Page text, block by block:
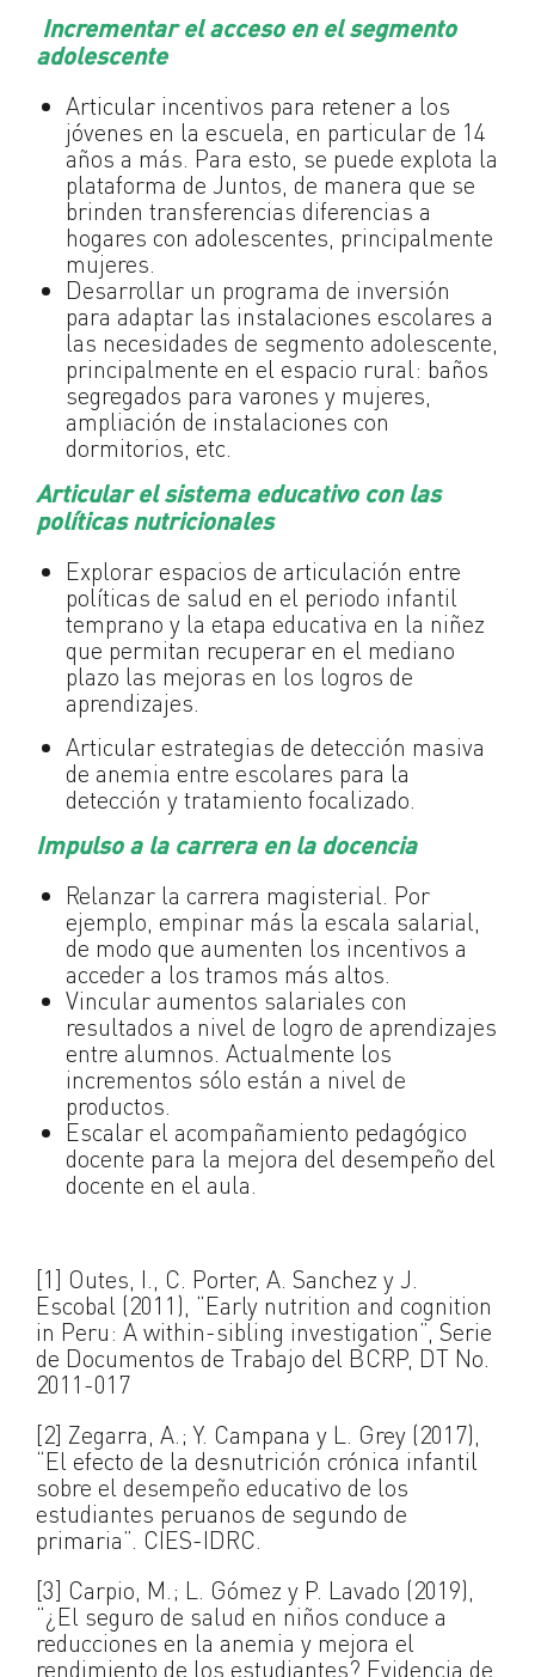
Incrementar el acceso en el segmento
adolescente
Articular incentivos para retener a los
jóvenes en la escuela, en particular de 14
años a más. Para esto, se puede explota la
plataforma de Juntos, de manera que se
brinden transferencias diferencias a
hogares con adolescentes, principalmente
mujeres.
Desarrollar un programa de inversión
para adaptar las instalaciones escolares a
las necesidades de segmento adolescente,
principalmente en el espacio rural: baños
segregados para varones y mujeres,
ampliación de instalaciones con
dormitorios, etc.
Articular el sistema educativo con las
políticas nutricionales
Explorar espacios de articulación entre
políticas de salud en el periodo infantil
temprano y la etapa educativa en la niñez
que permitan recuperar en el mediano
plazo las mejoras en los logros de
aprendizajes.
Articular estrategias de detección masiva
de anemia entre escolares para la
detección y tratamiento focalizado.
Impulso a la carrera en la docencia
Relanzar la carrera magisterial. Por
ejemplo, empinar más la escala salarial,
de modo que aumenten los incentivos a
acceder a los tramos más altos.
Vincular aumentos salariales con
resultados a nivel de logro de aprendizajes
entre alumnos. Actualmente los
incrementos sólo están a nivel de
productos.
Escalar el acompañamiento pedagógico
docente para la mejora del desempeño del
docente en el aula.
[1] Outes, I., C. Porter, A. Sanchez y J.
Escobal (2011), “Early nutrition and cognition
in Peru: A within-sibling investigation”, Serie
de Documentos de Trabajo del BCRP, DT No.
2011-017
[2] Zegarra, A.; Y. Campana y L. Grey (2017),
“El efecto de la desnutrición crónica infantil
sobre el desempeño educativo de los
estudiantes peruanos de segundo de
primaria”. CIES-IDRC.
[3] Carpio, M.; L. Gómez y P. Lavado (2019),
“¿El seguro de salud en niños conduce a
reducciones en la anemia y mejora el
rendimiento de los estudiantes? Evidencia de